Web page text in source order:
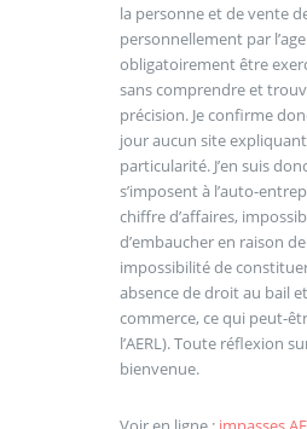
la personne et de vente
personnellement par
obligatoirement être
sans comprendre et
précision. Je confirme
jour aucun site
particularité. J’en suis
s’imposent à l’auto-
chiffre d’affaires,
d’embaucher en raison
impossibilité de
absence de droit au bail
commerce, ce qui peut-
l’AERL). Toute réflexion
bienvenue.